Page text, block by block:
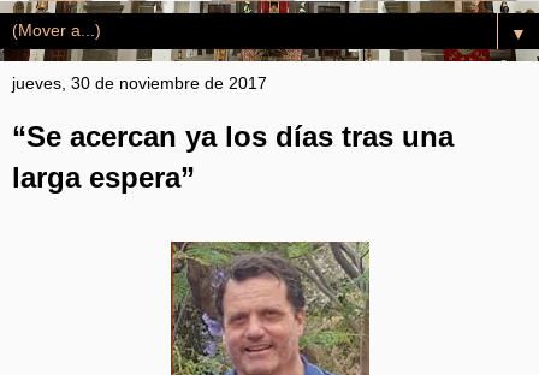
▼
jueves, 30 de noviembre de 2017
“Se acercan ya los días tras una
larga espera”